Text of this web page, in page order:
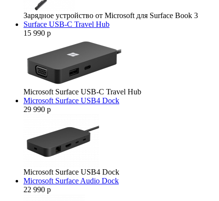
Зарядное устройство от Microsoft для Surface Book 3
Surface USB-C Travel Hub
15 990 р
Microsoft Surface USB-C Travel Hub
Microsoft Surface USB4 Dock
29 990 р
Microsoft Surface USB4 Dock
Microsoft Surface Audio Dock
22 990 р